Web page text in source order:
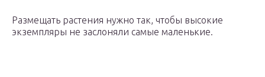
Размещать растения нужно так, чтобы высокие
экземпляры не заслоняли самые маленькие.